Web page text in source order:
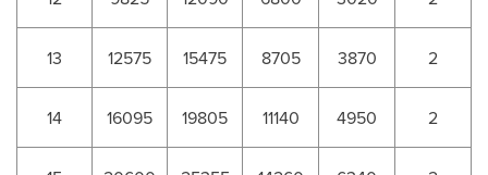
13 12575 15475 8705 3870 2
14 16095 19805 11140 4950 2